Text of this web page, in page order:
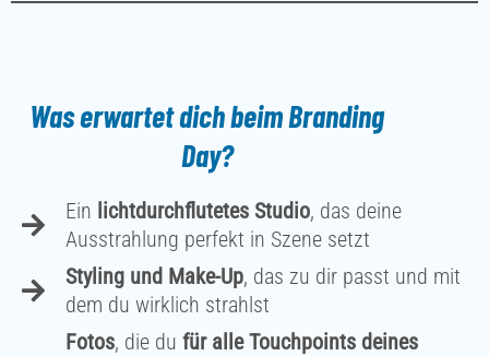
Was erwartet dich beim Branding
Day?
Ein lichtdurchflutetes Studio, das deine
Ausstrahlung perfekt in Szene setzt
Styling und Make-Up, das zu dir passt und mit
dem du wirklich strahlst
Fotos, die du für alle Touchpoints deines